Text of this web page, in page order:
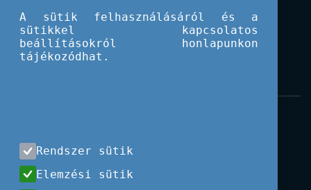
Közalapítvány
A sütik felhasználásáról és a
sütikkel kapcsolatos
beállításokról honlapunkon
tájékozódhat.
Rendszer sütik
Elemzési sütik